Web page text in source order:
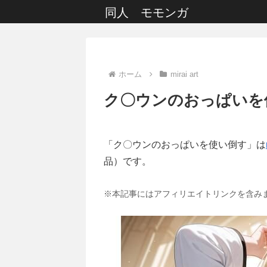
同人 モモンガ
ホーム mirai art
ク〇ウンのおっぱい
「ク〇ウンのおっぱいを使い倒す」は
品）です。
※本記事にはアフィリエイトリンクを含み